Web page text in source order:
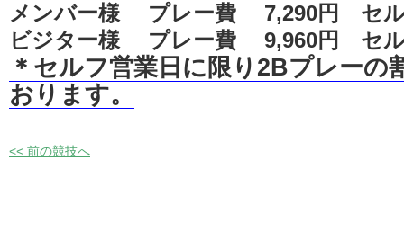
メンバー様 プレー費 7,290円 セル
ビジター様 プレー費 9,960円 セル
＊セルフ営業日に限り2Bプレーの
おります。
<< 前の競技へ